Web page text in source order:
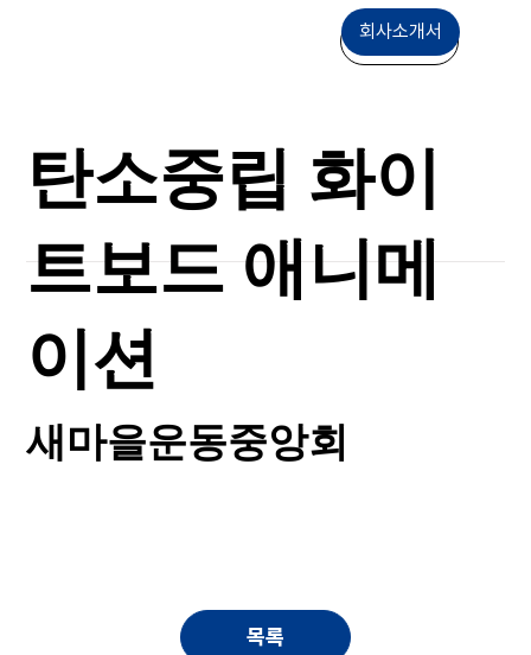
상담문의
회사소개서
목록
탄소중립 화이
트보드 애니메
이션
새마을운동중앙회